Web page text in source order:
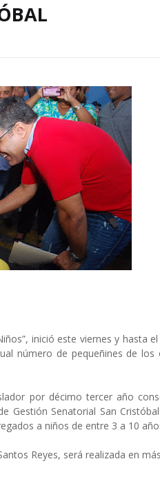
inició este viernes y hasta
número de pequeñines de los
por décimo tercer año
Gestión Senatorial San
a niños de entre 3 a 10
Reyes, será realizada en